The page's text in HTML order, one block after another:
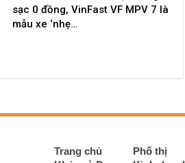
sạc 0 đồng, VinFast VF MPV 7 là
mẫu xe ‘nhẹ…
Trang chủ Phố thị